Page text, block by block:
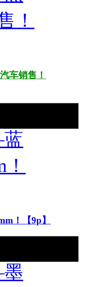
车销售！
！【9p】